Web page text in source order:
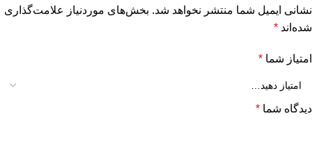
نشانی ایمیل شما منتشر نخواهد شد. بخش‌های موردنیاز علامت‌گذاری
شده‌اند *
امتیاز شما *
دیدگاه شما *